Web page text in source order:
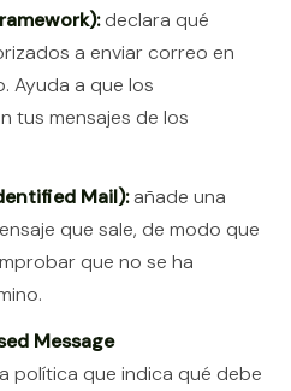
declara qué
a enviar correo en
Ayuda a que los
tus mensajes de los
Mail):añade una
que sale, de modo que
que no se ha
Message
política que indica qué debe